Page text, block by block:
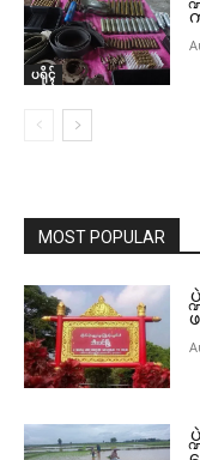
ပရိုၚ်
MOST POPULAR